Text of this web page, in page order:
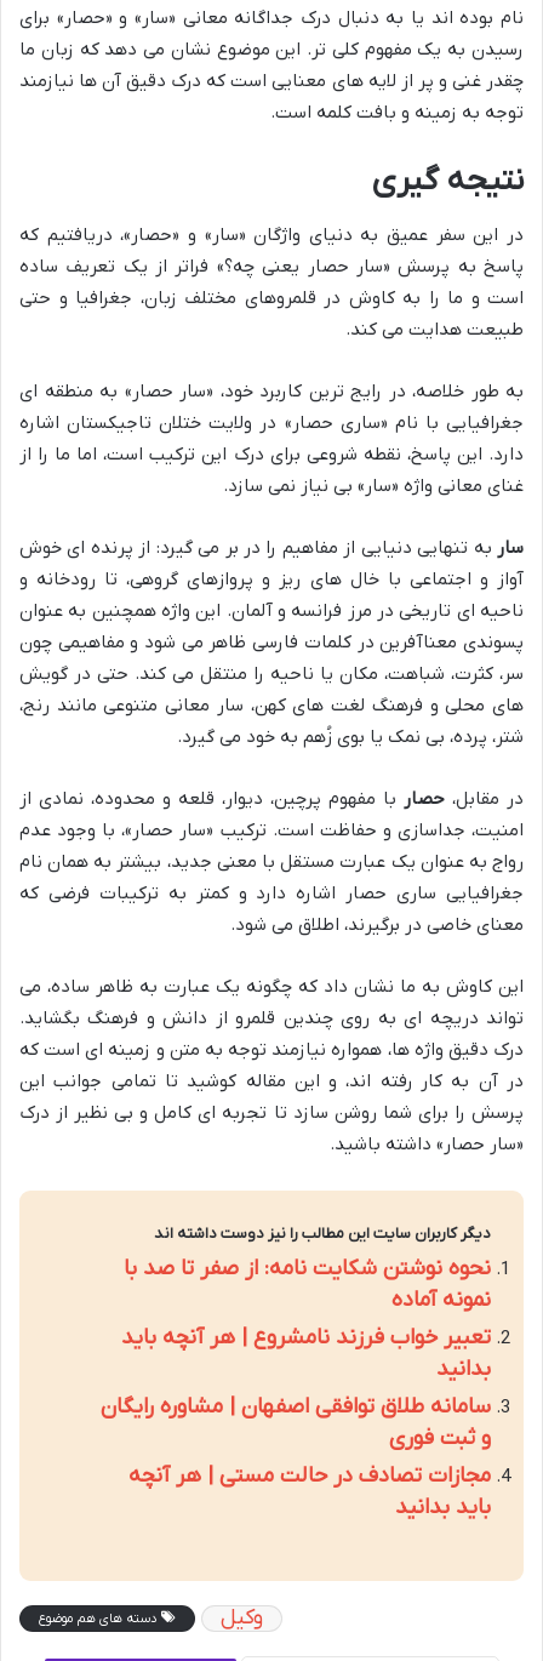
نام بوده اند یا به دنبال درک جداگانه معانی «سار» و «حصار» برای
رسیدن به یک مفهوم کلی تر. این موضوع نشان می دهد که زبان ما
چقدر غنی و پر از لایه های معنایی است که درک دقیق آن ها نیازمند
توجه به زمینه و بافت کلمه است.
نتیجه گیری
در این سفر عمیق به دنیای واژگان «سار» و «حصار»، دریافتیم که
پاسخ به پرسش «سار حصار یعنی چه؟» فراتر از یک تعریف ساده
است و ما را به کاوش در قلمروهای مختلف زبان، جغرافیا و حتی
طبیعت هدایت می کند.
به طور خلاصه، در رایج ترین کاربرد خود، «سار حصار» به منطقه ای
جغرافیایی با نام «ساری حصار» در ولایت ختلان تاجیکستان اشاره
دارد. این پاسخ، نقطه شروعی برای درک این ترکیب است، اما ما را از
غنای معانی واژه «سار» بی نیاز نمی سازد.
سار به تنهایی دنیایی از مفاهیم را در بر می گیرد: از پرنده ای خوش
آواز و اجتماعی با خال های ریز و پروازهای گروهی، تا رودخانه و
ناحیه ای تاریخی در مرز فرانسه و آلمان. این واژه همچنین به عنوان
پسوندی معناآفرین در کلمات فارسی ظاهر می شود و مفاهیمی چون
سر، کثرت، شباهت، مکان یا ناحیه را منتقل می کند. حتی در گویش
های محلی و فرهنگ لغت های کهن، سار معانی متنوعی مانند رنج،
شتر، پرده، بی نمک یا بوی زُهم به خود می گیرد.
در مقابل، حصار با مفهوم پرچین، دیوار، قلعه و محدوده، نمادی از
امنیت، جداسازی و حفاظت است. ترکیب «سار حصار»، با وجود عدم
رواج به عنوان یک عبارت مستقل با معنی جدید، بیشتر به همان نام
جغرافیایی ساری حصار اشاره دارد و کمتر به ترکیبات فرضی که
معنای خاصی در برگیرند، اطلاق می شود.
این کاوش به ما نشان داد که چگونه یک عبارت به ظاهر ساده، می
تواند دریچه ای به روی چندین قلمرو از دانش و فرهنگ بگشاید.
درک دقیق واژه ها، همواره نیازمند توجه به متن و زمینه ای است که
در آن به کار رفته اند، و این مقاله کوشید تا تمامی جوانب این
پرسش را برای شما روشن سازد تا تجربه ای کامل و بی نظیر از درک
«سار حصار» داشته باشید.
دیگر کاربران سایت این مطالب را نیز دوست داشته اند
نحوه نوشتن شکایت نامه: از صفر تا صد با
نمونه آماده
تعبیر خواب فرزند نامشروع | هر آنچه باید
بدانید
سامانه طلاق توافقی اصفهان | مشاوره رایگان
و ثبت فوری
مجازات تصادف در حالت مستی | هر آنچه
باید بدانید
دسته های هم موضوع وکیل